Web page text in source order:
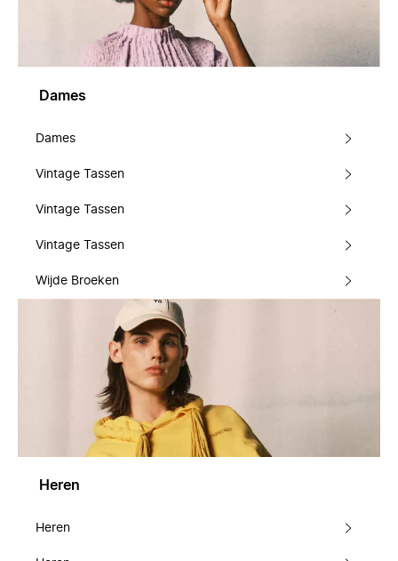
Dames
Dames
Vintage Tassen
Vintage Tassen
Vintage Tassen
Wijde Broeken
Heren
Heren